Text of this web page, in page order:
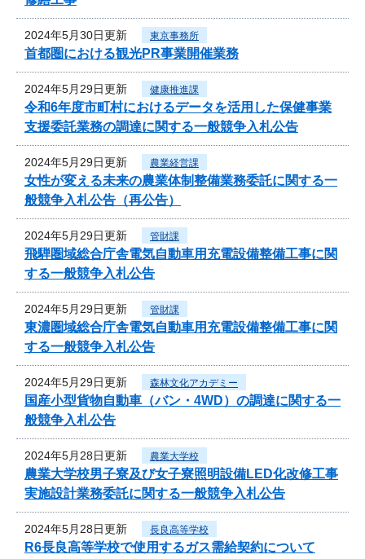
2024年5月30日更新 東京事務所
首都圏における観光PR事業開催業務
2024年5月29日更新 健康推進課
令和6年度市町村におけるデータを活用した保健事業
支援委託業務の調達に関する一般競争入札公告
2024年5月29日更新 農業経営課
女性が変える未来の農業体制整備業務委託に関する一
般競争入札公告（再公告）
2024年5月29日更新 管財課
飛騨圏域総合庁舎電気自動車用充電設備整備工事に関
する一般競争入札公告
2024年5月29日更新 管財課
東濃圏域総合庁舎電気自動車用充電設備整備工事に関
する一般競争入札公告
2024年5月29日更新 森林文化アカデミー
国産小型貨物自動車（バン・4WD）の調達に関する一
般競争入札公告
2024年5月28日更新 農業大学校
農業大学校男子寮及び女子寮照明設備LED化改修工事
実施設計業務委託に関する一般競争入札公告
2024年5月28日更新 長良高等学校
R6長良高等学校で使用するガス需給契約について